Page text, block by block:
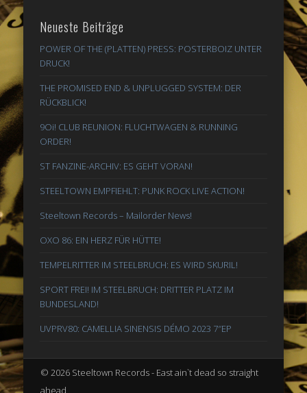
Neueste Beiträge
POWER OF THE (PLATTEN) PRESS: POSTERBOIZ UNTER
DRUCK!
THE PROMISED END & UNPLUGGED SYSTEM: DER
RÜCKBLICK!
9Oi! CLUB REUNION: FLUCHTWAGEN & RUNNING
ORDER!
ST FANZINE-ARCHIV: ES GEHT VORAN!
STEELTOWN EMPFIEHLT: PUNK ROCK LIVE ACTION!
Steeltown Records – Mailorder News!
OXO 86: EIN HERZ FÜR HÜTTE!
TEMPELRITTER IM STEELBRUCH: ES WIRD SKURIL!
SPORT FREI! IM STEELBRUCH: DRITTER PLATZ IM
BUNDESLAND!
UVPRV80: CAMELLIA SINENSIS DÉMO 2023 7″EP
© 2026 Steeltown Records - East ain`t dead so straight
ahead